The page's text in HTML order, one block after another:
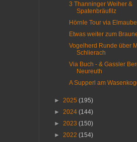
3 Thanninger Weiher &
Spatenbräufilz
Hörnle Tour via
Etwas weiter zum
Vogelherd Runde über
Schlierach
Via Buch - & Gassler
Neureuth
A Supperl am
► 2025 (195)
► 2024 (144)
► 2023 (150)
► 2022 (154)